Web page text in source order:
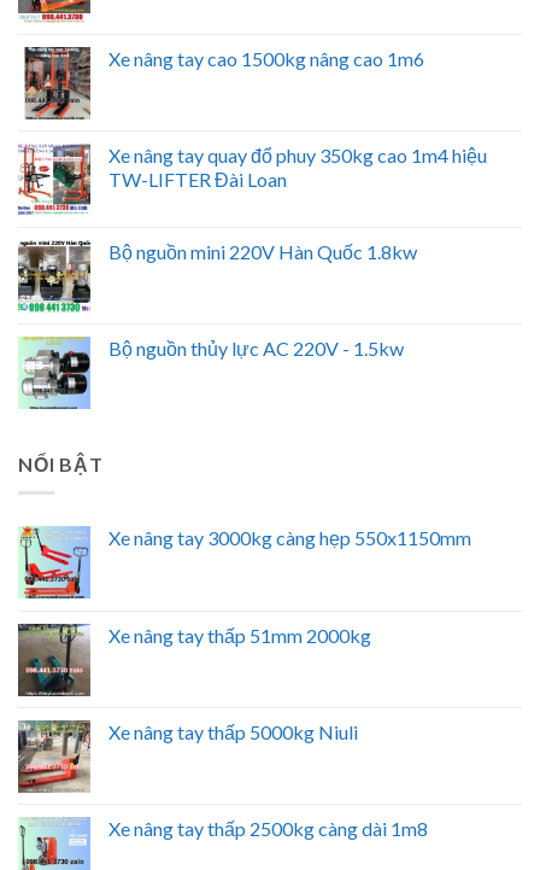
Xe nâng tay cao 1500kg nâng cao 1m6
Xe nâng tay quay đổ phuy 350kg cao 1m4 hiệu
TW-LIFTER Đài Loan
Bộ nguồn mini 220V Hàn Quốc 1.8kw
Bộ nguồn thủy lực AC 220V - 1.5kw
NỔI BẬT
Xe nâng tay 3000kg càng hẹp 550x1150mm
Xe nâng tay thấp 51mm 2000kg
Xe nâng tay thấp 5000kg Niuli
Xe nâng tay thấp 2500kg càng dài 1m8